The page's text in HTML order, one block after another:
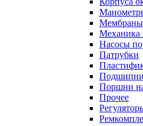
Мембраны
Механика
Насосы
Патрубки
Поршни
Прочее